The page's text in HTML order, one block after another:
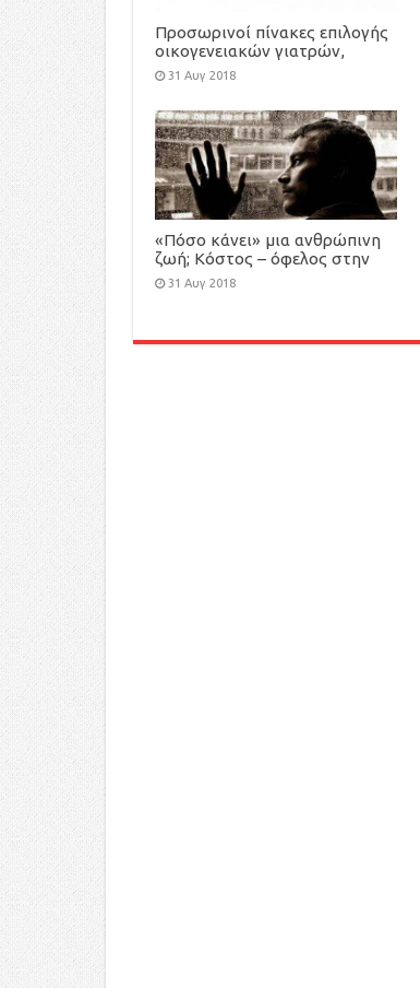
Προσωρινοί πίνακες επιλογής
οικογενειακών γιατρών,
προκήρυξης-πρόσκλησης
εκδήλωσης ενδιαφέροντος για
τη στελέχωση των Τοπικών
Μονάδων Υγείας (ΤΟΜΥ)
31 Αυγ 2018
«Πόσο κάνει» μια ανθρώπινη
ζωή; Κόστος – όφελος στην
ιατρική περίθαλψη
31 Αυγ 2018